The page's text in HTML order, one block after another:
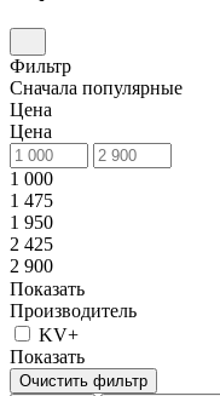
Фильтр
Сначала популярные
Цена
Цена
1 000
1 475
1 950
2 425
2 900
Показать
Производитель
KV+
Показать
Очистить фильтр